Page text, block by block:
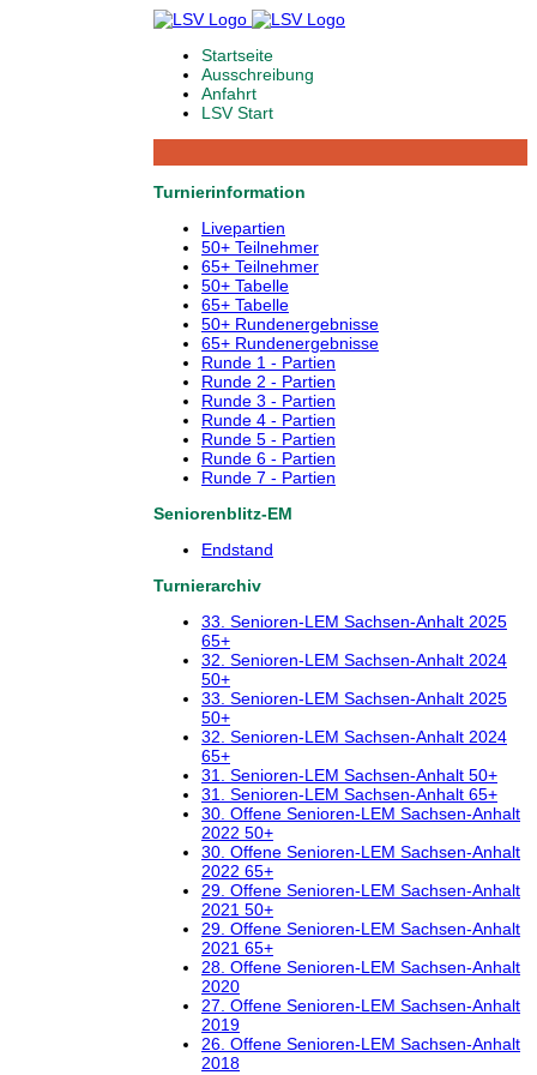
Startseite
Ausschreibung
Anfahrt
LSV Start
Turnierinformation
Livepartien
50+ Teilnehmer
65+ Teilnehmer
50+ Tabelle
65+ Tabelle
50+ Rundenergebnisse
65+ Rundenergebnisse
Runde 1 - Partien
Runde 2 - Partien
Runde 3 - Partien
Runde 4 - Partien
Runde 5 - Partien
Runde 6 - Partien
Runde 7 - Partien
Seniorenblitz-EM
Endstand
Turnierarchiv
33. Senioren-LEM Sachsen-Anhalt 2025
65+
32. Senioren-LEM Sachsen-Anhalt 2024
50+
33. Senioren-LEM Sachsen-Anhalt 2025
50+
32. Senioren-LEM Sachsen-Anhalt 2024
65+
31. Senioren-LEM Sachsen-Anhalt 50+
31. Senioren-LEM Sachsen-Anhalt 65+
30. Offene Senioren-LEM Sachsen-Anhalt
2022 50+
30. Offene Senioren-LEM Sachsen-Anhalt
2022 65+
29. Offene Senioren-LEM Sachsen-Anhalt
2021 50+
29. Offene Senioren-LEM Sachsen-Anhalt
2021 65+
28. Offene Senioren-LEM Sachsen-Anhalt
2020
27. Offene Senioren-LEM Sachsen-Anhalt
2019
26. Offene Senioren-LEM Sachsen-Anhalt
2018